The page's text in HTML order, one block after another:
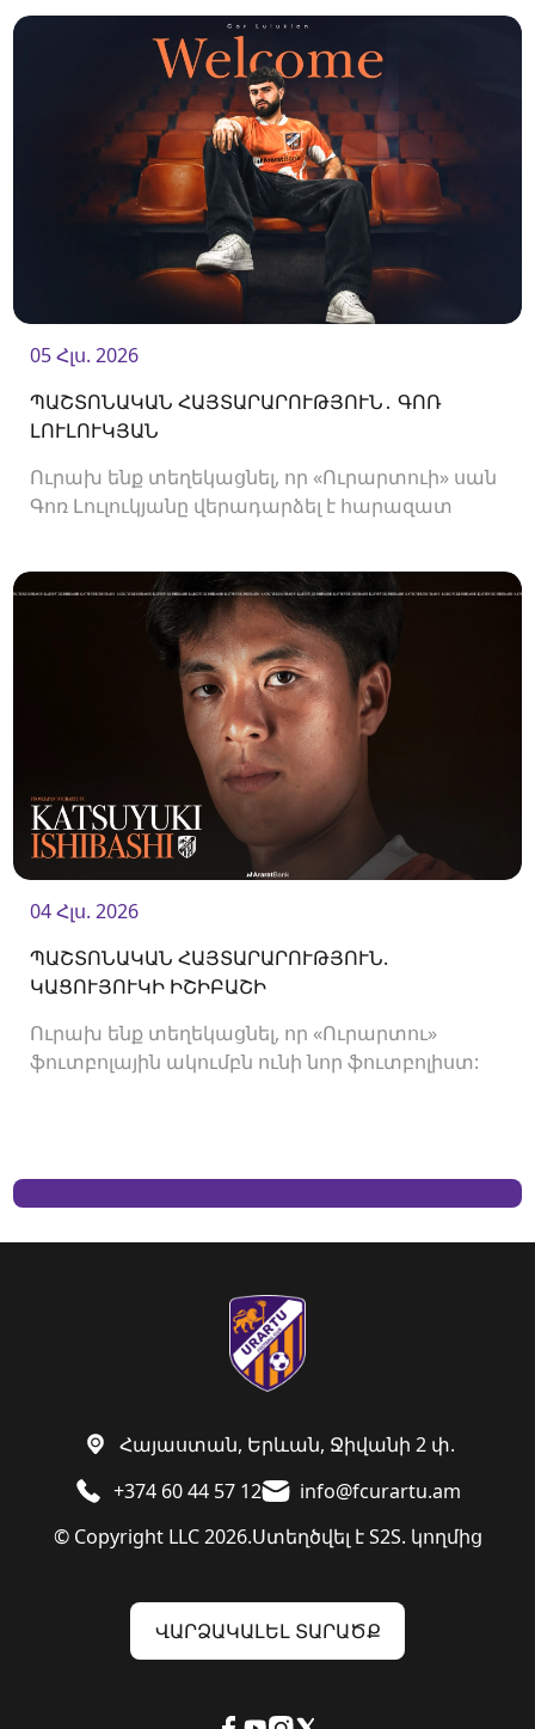
05 Հլս. 2026
ՊԱՇՏՈՆԱԿԱՆ ՀԱՅՏԱՐԱՐՈՒԹՅՈՒՆ․ ԳՈՌ
ԼՈՒԼՈՒԿՅԱՆ
Ուրախ ենք տեղեկացնել, որ «Ուրարտուի» սան
Գոռ Լուլուկյանը վերադարձել է հարազատ
04 Հլս. 2026
ՊԱՇՏՈՆԱԿԱՆ ՀԱՅՏԱՐԱՐՈՒԹՅՈՒՆ.
ԿԱՑՈՒՅՈՒԿԻ ԻՇԻԲԱՇԻ
Ուրախ ենք տեղեկացնել, որ «Ուրարտու»
ֆուտբոլային ակումբն ունի նոր ֆուտբոլիստ:
© Copyright LLC 2026.Ստեղծվել էS2S. կողմից
+374 60 44 57 12 info@fcurartu.am
Հայաստան, Երևան, Ջիվանի 2 փ.
ՎԱՐՁԱԿԱԼԵԼ ՏԱՐԱԾՔ